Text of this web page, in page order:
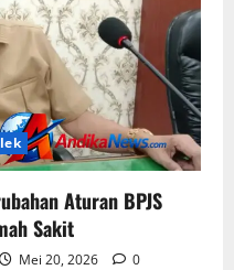
Aturan BPJS
Sakit
Mei 20, 2026 0